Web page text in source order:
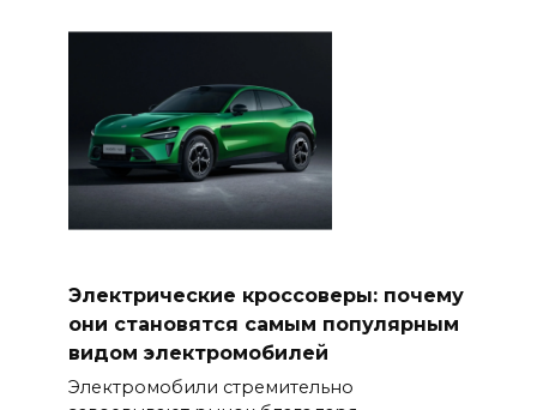
Электрические кроссоверы: почему
они становятся самым популярным
видом электромобилей
Электромобили стремительно